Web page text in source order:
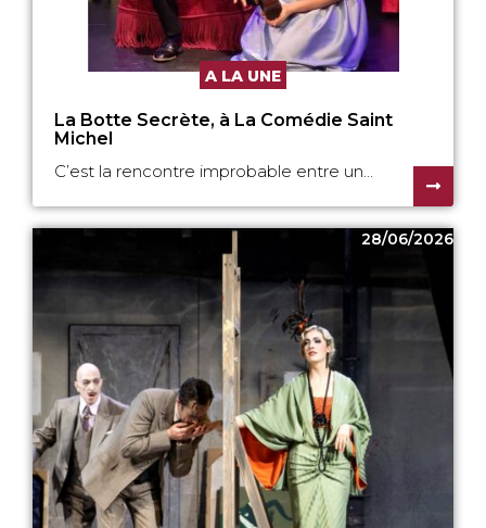
A LA UNE
La Botte Secrète, à La Comédie Saint
Michel
C’est la rencontre improbable entre un...
28/06/2026